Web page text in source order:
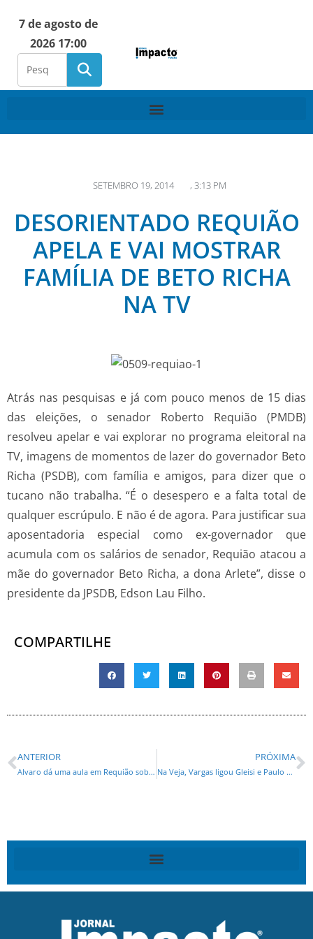
7 de agosto de
2026 17:00
SETEMBRO 19, 2014 , 3:13 PM
DESORIENTADO REQUIÃO
APELA E VAI MOSTRAR
FAMÍLIA DE BETO RICHA
NA TV
Atrás nas pesquisas e já com pouco menos de 15 dias
das eleições, o senador Roberto Requião (PMDB)
resolveu apelar e vai explorar no programa eleitoral na
TV, imagens de momentos de lazer do governador Beto
Richa (PSDB), com família e amigos, para dizer que o
tucano não trabalha. “É o desespero e a falta total de
qualquer escrúpulo. E não é de agora. Para justificar sua
aposentadoria especial como ex-governador que
acumula com os salários de senador, Requião atacou a
mãe do governador Beto Richa, a dona Arlete”, disse o
presidente da JPSDB, Edson Lau Filho.
COMPARTILHE
ANTERIOR
Alvaro dá uma aula em Requião sobre dinheiro público
PRÓXIMA
Na Veja, Vargas ligou Gleisi e Paulo Bernardo a escândalo de doleiros